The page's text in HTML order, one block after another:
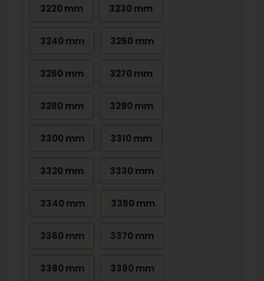
3220 mm 3230 mm
3240 mm 3250 mm
3260 mm 3270 mm
3280 mm 3290 mm
3300 mm 3310 mm
3320 mm 3330 mm
3340 mm 3350 mm
3360 mm 3370 mm
3380 mm 3390 mm